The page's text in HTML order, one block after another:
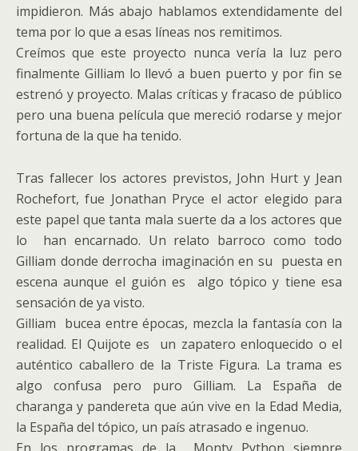
impidieron. Más abajo hablamos extendidamente del
tema por lo que a esas líneas nos remitimos.
Creímos que este proyecto nunca vería la luz pero
finalmente Gilliam lo llevó a buen puerto y por fin se
estrenó y proyecto. Malas críticas y fracaso de público
pero una buena película que mereció rodarse y mejor
fortuna de la que ha tenido.
Tras fallecer los actores previstos, John Hurt y Jean
Rochefort, fue Jonathan Pryce el actor elegido para
este papel que tanta mala suerte da a los actores que
lo han encarnado. Un relato barroco como todo
Gilliam donde derrocha imaginación en su puesta en
escena aunque el guión es algo tópico y tiene esa
sensación de ya visto.
Gilliam bucea entre épocas, mezcla la fantasía con la
realidad. El Quijote es un zapatero enloquecido o el
auténtico caballero de la Triste Figura. La trama es
algo confusa pero puro Gilliam. La España de
charanga y pandereta que aún vive en la Edad Media,
la España del tópico, un país atrasado e ingenuo.